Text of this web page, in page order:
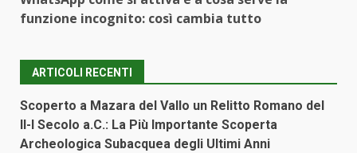
funzione incognito: così cambia tutto
ARTICOLI RECENTI
Scoperto a Mazara del Vallo un Relitto Romano del
II-I Secolo a.C.: La Più Importante Scoperta
Archeologica Subacquea degli Ultimi Anni